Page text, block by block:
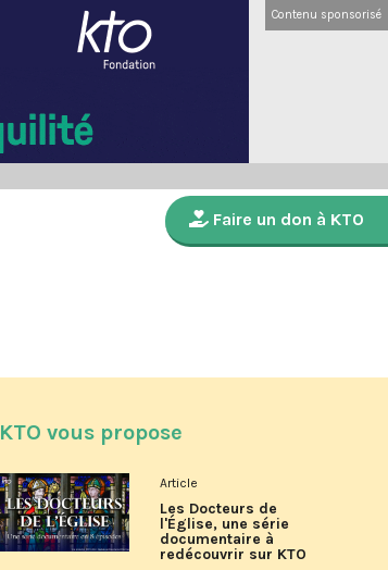
Contenu sponsorisé
Faire un don à KTO
KTO vous propose
Article
Les Docteurs de
l'Église, une série
documentaire à
redécouvrir sur KTO